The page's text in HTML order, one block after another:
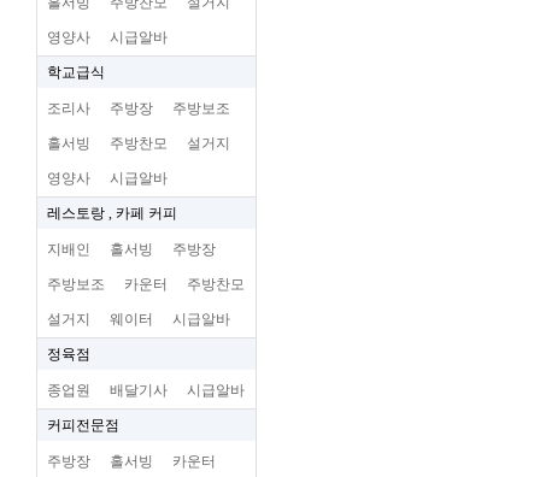
영양사 시급알바
학교급식
조리사 주방장 주방보조
홀서빙 주방찬모 설거지
영양사 시급알바
레스토랑 , 카페 커피
지배인 홀서빙 주방장
주방보조 카운터 주방찬모
설거지 웨이터 시급알바
정육점
종업원 배달기사 시급알바
커피전문점
주방장 홀서빙 카운터